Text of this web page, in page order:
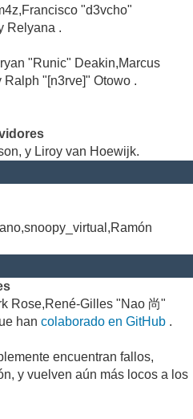
"d3vcho"
Relyana .
"Runic" Deakin,Marcus
Ralph "[n3rve]" Otowo .
y Liroy van Hoewijk.
Rose,René-Gilles "Nao 尚"
han colaborado en GitHub .
encuentran fallos,
y vuelven aún más locos a los